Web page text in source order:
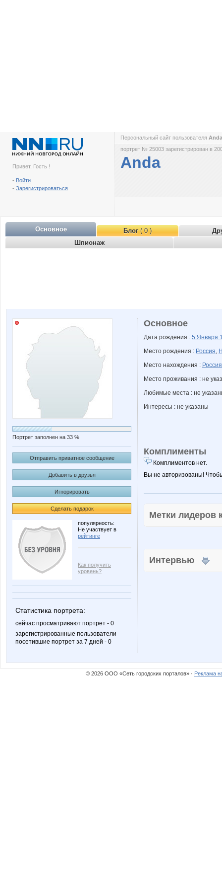
Привет, Гость !
- Войти
- Зарегистрироваться
Персональный сайт пользователя
портрет № 25003 зарегистрирован в
Anda
Основное Блог( 0 )
Шпионаж
Портрет заполнен на 33 %
Отправить приватное сообщение
Добавить в друзья
Игнорировать
Сделать подарок
популярность:
Не участвует в
рейтинге
Как получить
уровень?
Статистика портрета:
сейчас просматривают портрет - 0
зарегистрированные пользователи
посетившие портрет за 7 дней - 0
Основное
Дата рождения : 5 Января
Место рождения : Россия,
Место нахождения : Россия
Место проживания : не
Любимые места : не
Интересы : не указаны
Комплименты
Комплиментов нет.
Вы не авторизованы!
Метки
Интервью
© 2026 ООО «Сеть городских порталов» · Реклама